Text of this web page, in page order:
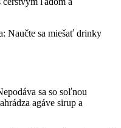
sa so soľnou
agáve sirup a